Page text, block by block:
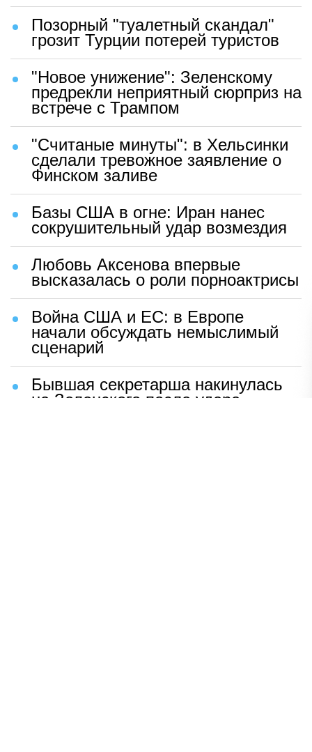
Позорный "туалетный скандал"
грозит Турции потерей туристов
"Новое унижение": Зеленскому
предрекли неприятный сюрприз на
встрече с Трампом
"Считаные минуты": в Хельсинки
сделали тревожное заявление о
Финском заливе
Базы США в огне: Иран нанес
сокрушительный удар возмездия
Любовь Аксенова впервые
высказалась о роли порноактрисы
Война США и ЕС: в Европе
начали обсуждать немыслимый
сценарий
Бывшая секретарша накинулась
на Зеленского после удара